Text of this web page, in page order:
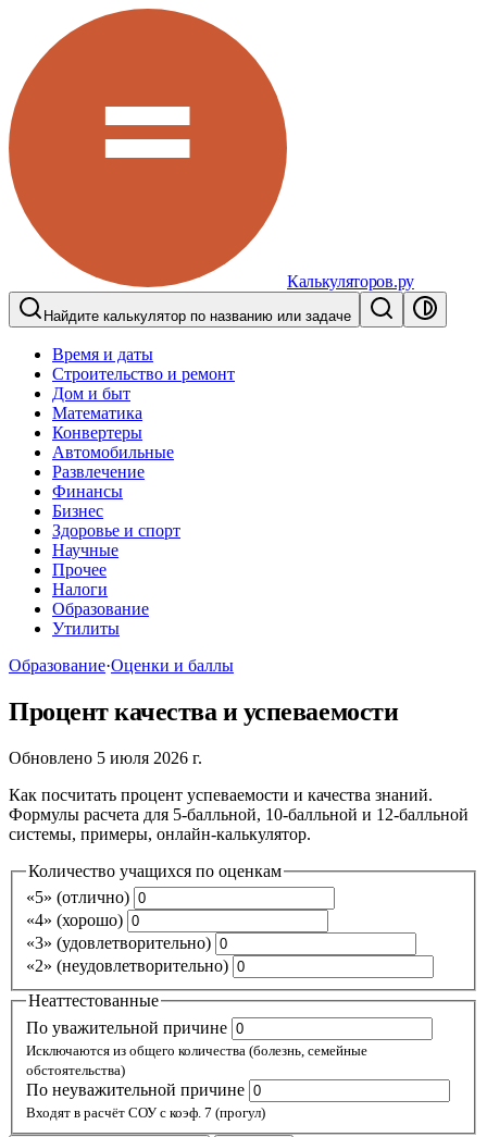
Калькуляторов.ру
Найдите калькулятор по названию или задаче
Время и даты
Строительство и ремонт
Дом и быт
Математика
Конвертеры
Автомобильные
Развлечение
Финансы
Бизнес
Здоровье и спорт
Научные
Прочее
Налоги
Образование
Утилиты
Образование·Оценки и баллы
Процент качества и успеваемости
Обновлено 5 июля 2026 г.
Как посчитать процент успеваемости и качества знаний.
Формулы расчета для 5-балльной, 10-балльной и 12-балльной
системы, примеры, онлайн-калькулятор.
Количество учащихся по оценкам
«5» (отлично)
«4» (хорошо)
«3» (удовлетворительно)
«2» (неудовлетворительно)
Неаттестованные
По уважительной причине
Исключаются из общего количества (болезнь, семейные
обстоятельства)
По неуважительной причине
Входят в расчёт СОУ с коэф. 7 (прогул)